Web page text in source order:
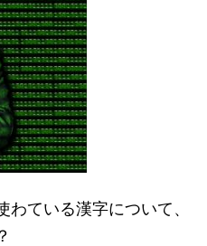
ている漢字について、